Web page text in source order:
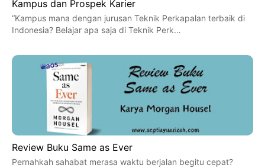
Kampus dan Prospek Karier
“Kampus mana dengan jurusan Teknik Perkapalan terbaik di
Indonesia? Belajar apa saja di Teknik Perk…
Review Buku Same as Ever
Pernahkah sahabat merasa waktu berjalan begitu cepat?